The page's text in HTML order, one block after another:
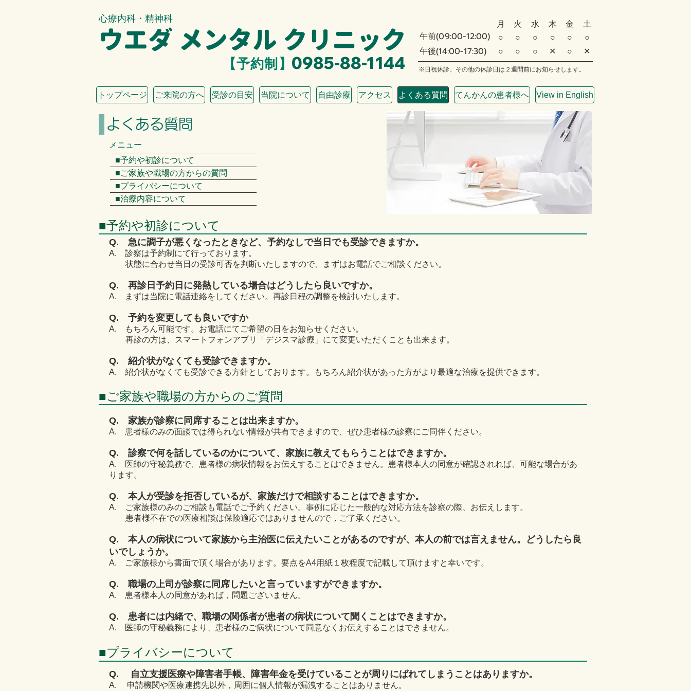
心療内科・精神科
ウエダ メンタル クリニック
【予約制】0985-88-1144
月
午前(09:00-12:00)
○
午後(14:00-17:30) ○
火
○
○
水
○
○
木
○
✕
金
○
○
土
○
✕
※日祝休診。その他の休診日は２週間前にお知らせします。
トップページ ご来院の方へ 受診の目安 当院について 自由診療 アクセス よくある質問 てんかんの患者様へ View in English
よくある質問
メニュー
■予約や初診について
■ご家族や職場の方からの質問
■プライバシーについて
■治療内容について
■予約や初診について
Q. 急に調子が悪くなったときなど、予約なしで当日でも受診できますか。
A. 診察は予約制にて行っております。
状態に合わせ当日の受診可否を判断いたしますので、まずはお電話でご相談ください。
Q. 再診日予約日に発熱している場合はどうしたら良いですか。
A. まずは当院に電話連絡をしてください。再診日程の調整を検討いたします。
Q. 予約を変更しても良いですか
A. もちろん可能です。お電話にてご希望の日をお知らせください。
​ 再診の方は、スマートフォンアプリ「デジスマ診療」にて変更いただくことも出来ます。
Q. 紹介状がなくても受診できますか。
A. 紹介状がなくても受診できる方針としております。もちろん紹介状があった方がより最適な治療を提供できます。
■ご家族や職場の方からのご質問
Q. 家族が診察に同席することは出来ますか。
A. 患者様のみの面談では得られない情報が共有できますので、ぜひ患者様の診察にご同伴ください。
Q. 診察で何を話しているのかについて、家族に教えてもらうことはできますか。
A. 医師の守秘義務で、患者様の病状情報をお伝えすることはできません。患者様本人の同意が確認されれば、可能な場合があ
ります。
Q. 本人が受診を拒否しているが、家族だけで相談することはできますか。
A. ご家族様のみのご相談も電話でご予約ください。事例に応じた一般的な対応方法を診察の際、お伝えします。
患者様不在での医療相談は保険適応ではありませんので，ご了承ください。
Q. 本人の病状について家族から主治医に伝えたいことがあるのですが、本人の前では言えません。どうしたら良
いでしょうか。
A. ご家族様から書面で頂く場合があります。要点をA4用紙１枚程度で記載して頂けますと幸いです。
Q. 職場の上司が診察に同席したいと言っていますができますか。
A. 患者様本人の同意があれば，問題ございません。
Q. 患者には内緒で、職場の関係者が患者の病状について聞くことはできますか。
A. 医師の守秘義務により、患者様のご病状について同意なくお伝えすることはできません。
■プライバシーについて
Q. 自立支援医療や障害者手帳、障害年金を受けていることが周りにばれてしまうことはありますか。
A. 申請機関や医療連携先以外，周囲に個人情報が漏洩することはありません。